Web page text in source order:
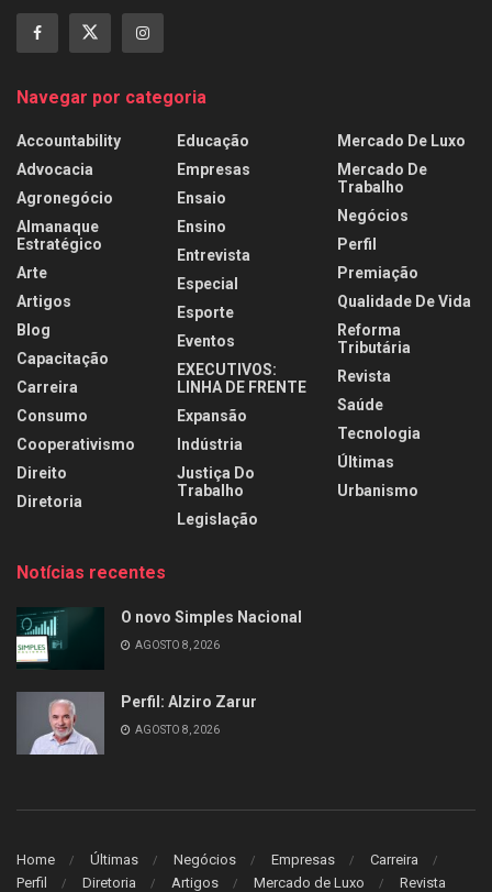
Navegar por categoria
Accountability
Advocacia
Agronegócio
Almanaque
Estratégico
Arte
Artigos
Blog
Capacitação
Carreira
Consumo
Cooperativismo
Direito
Diretoria
Educação
Empresas
Ensaio
Ensino
Entrevista
Especial
Esporte
Eventos
EXECUTIVOS:
LINHA DE FRENTE
Expansão
Indústria
Justiça Do
Trabalho
Legislação
Mercado De Luxo
Mercado De
Trabalho
Negócios
Perfil
Premiação
Qualidade De Vida
Reforma
Tributária
Revista
Saúde
Tecnologia
Últimas
Urbanismo
Notícias recentes
O novo Simples Nacional
AGOSTO 8, 2026
Perfil: Alziro Zarur
AGOSTO 8, 2026
Home Últimas Negócios Empresas
Carreira
Perfil
Diretoria Artigos Mercado de Luxo Revista